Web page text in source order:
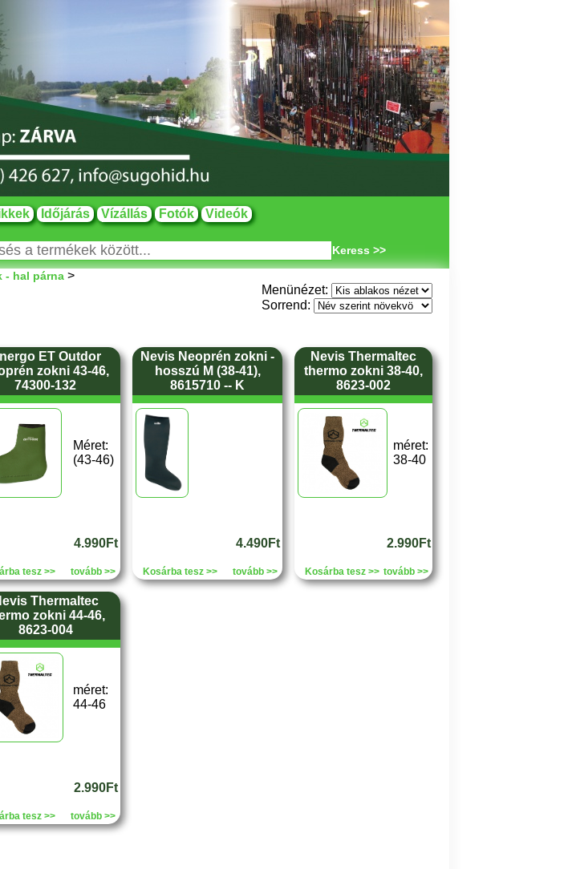
Időjárás Vízállás Fotók Videók
Keress >>
- hal párna >
Menünézet:
Sorrend:
ET Outdor
zokni 43-46,
74300-132
Méret:
(43-46)
4.990Ft
tesz >> tovább >>
Nevis Neoprén zokni -
hosszú M (38-41),
8615710 -- K
4.490Ft
Kosárba tesz >> tovább >>
Nevis Thermaltec
thermo zokni 38-40,
8623-002
méret:
38-40
2.990Ft
Kosárba tesz >> tovább >>
Thermaltec
zokni 44-46,
8623-004
méret:
44-46
2.990Ft
tesz >> tovább >>